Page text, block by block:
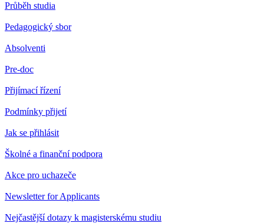
Průběh studia
Pedagogický sbor
Absolventi
Pre-doc
Přijímací řízení
Podmínky přijetí
Jak se přihlásit
Školné a finanční podpora
Akce pro uchazeče
Newsletter for Applicants
Nejčastější dotazy k magisterskému studiu